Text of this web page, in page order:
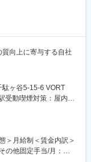
材等
ーム体制で業務を行
います。製薬企業か
・知識豊富なスタッ
いと考えています。
質向上に寄与する自社
当社にて、「ヒポク
、プロダクト・マー
関わることができま
連携しながら、UI/UX
駄ヶ谷5-15-6 VORT
受動喫煙対策：屋内全
モートワーク含む）
＞月給制＜賃金内訳＞
の他固定手当/月：